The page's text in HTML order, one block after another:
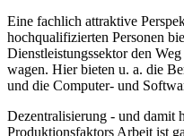
Eine fachlich attraktive
hochqualifizierten Personen
Dienstleistungssektor den
wagen. Hier bieten u. a. die
und die Computer- und
Dezentralisierung - und damit
Produktionsfaktors Arbeit ist